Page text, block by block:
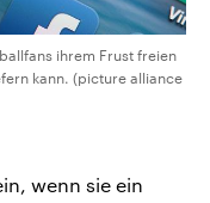
ihrem Frust freien
kann. (picture alliance
wenn sie ein